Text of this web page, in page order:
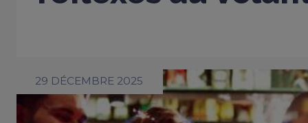
29 DÉCEMBRE 2025